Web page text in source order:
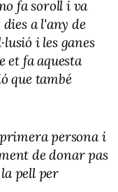
fa soroll i va
a l'any de
i les ganes
et fa aquesta
que també
persona i
de donar pas
pell per